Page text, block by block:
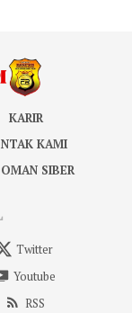
KARIR
KAMI
SIBER
Twitter
Youtube
RSS